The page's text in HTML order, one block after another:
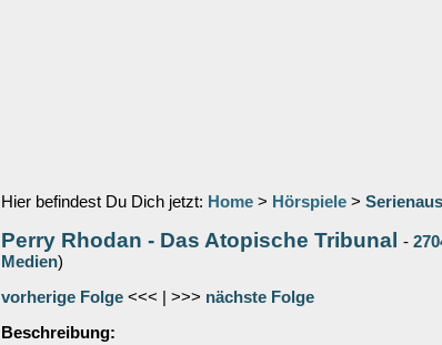
Hier befindest Du Dich jetzt: Home > Hörspiele >
Perry Rhodan - Das Atopische Tribunal -
Medien)
vorherige Folge <<< | >>> nächste Folge
Beschreibung: